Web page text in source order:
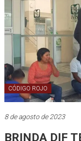
CÓDIGO ROJO
8 de agosto de 2023
BRINDA DIF